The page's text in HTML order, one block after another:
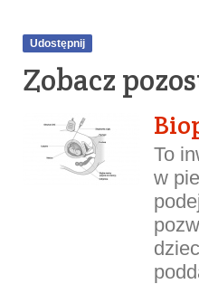
Udostępnij
Zobacz
To
w